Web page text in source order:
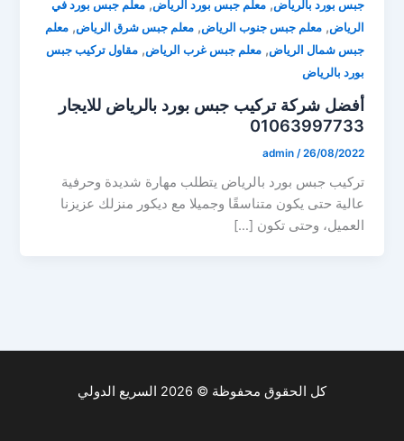
جبس بورد بالرياض,معلم جبس بورد الرياض,معلم جبس بورد في
الرياض,معلم جبس جنوب الرياض,معلم جبس شرق الرياض,معلم
جبس شمال الرياض,معلم جبس غرب الرياض,مقاول تركيب جبس
بورد بالرياض
أفضل شركة تركيب جبس بورد بالرياض للايجار
01063997733
admin /26/08/2022
تركيب جبس بورد بالرياض يتطلب مهارة شديدة وحرفية
عالية حتى يكون متناسقًا وجميلا مع ديكور منزلك عزيزنا
العميل، وحتى تكون […]
كل الحقوق محفوظة © 2026 السريع الدولي